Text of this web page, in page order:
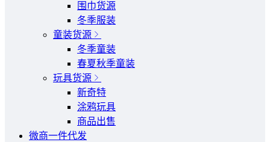
围巾货源
冬季服装
童装货源
冬季童装
春夏秋季童装
玩具货源
新奇特
涂鸦玩具
商品出售
微商一件代发